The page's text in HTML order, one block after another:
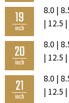
19
inch
8.0 |
| 12.5
20
inch
8.0 |
| 12.5
21
inch
8.0 |
| 12.5